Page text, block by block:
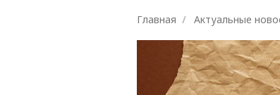
Главная Актуальные